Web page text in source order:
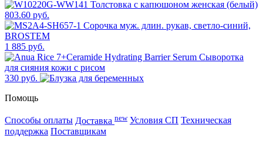
803.60 руб.
1 885 руб.
330 руб.
Помощь
Способы оплаты Доставка new Условия СП Техническая
поддержка Поставщикам